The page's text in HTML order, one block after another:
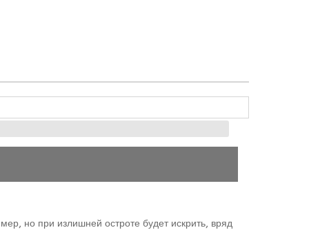
но при излишней остроте будет искрить, вряд